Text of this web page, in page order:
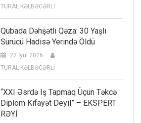
TURAL KƏLBƏCƏRLİ
Qubada Dəhşətli Qəza: 30 Yaşlı
Sürücü Hadisə Yerində Öldü
27 İyul 2026
TURAL KƏLBƏCƏRLİ
“XXI Əsrdə Iş Tapmaq Üçün Təkcə
Diplom Kifayət Deyil” – EKSPERT
RƏYİ